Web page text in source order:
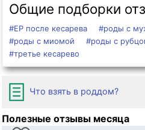
Общие подборки
#ЕР после кесарева #роды с
#роды с миомой
#роды с
#третье кесарево
Что взять в роддом?
Полезные отзывы месяца